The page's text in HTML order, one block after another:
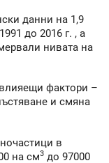
данни на 1,9
до 2016 г. , а
нивата на
фактори –
и смяна
в
на см3 до 97000